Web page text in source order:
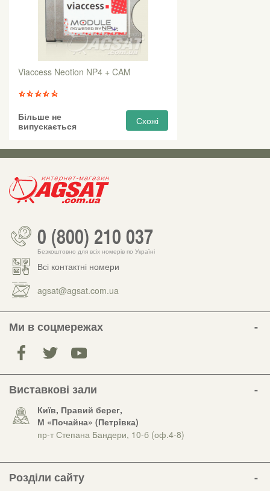
Viaccess Neotion NP4 + CAM
Більше не
випускається
Схожі
0 (800) 210 037
Безкоштовно для всіх номерів по Україні
Всі контактні номери
agsat@agsat.com.ua
Ми в соцмережах
Виставкові зали
Київ, Правий берег,
М «Почайна» (Петрiвка)
пр-т Степана Бандери, 10-б (оф.4-8)
Розділи сайту